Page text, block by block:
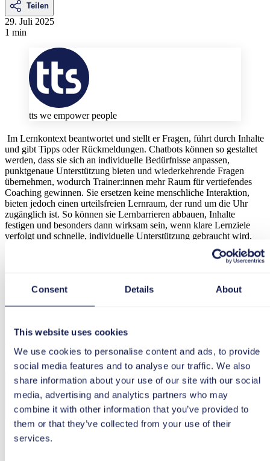
Consent Details About
This website uses cookies
We use cookies to personalise content and ads, to provide
social media features and to analyse our traffic. We also
share information about your use of our site with our social
media, advertising and analytics partners who may
combine it with other information that you’ve provided to
them or that they’ve collected from your use of their
services.
Teilen
29. Juli 2025
1 min
tts we empower people
Im Lernkontext beantwortet und stellt er Fragen, führt durch Inhalte
und gibt Tipps oder Rückmeldungen. Chatbots können so gestaltet
werden, dass sie sich an individuelle Bedürfnisse anpassen,
punktgenaue Unterstützung bieten und wiederkehrende Fragen
übernehmen, wodurch Trainer:innen mehr Raum für vertiefendes
Coaching gewinnen. Sie ersetzen keine menschliche Interaktion,
bieten jedoch einen urteilsfreien Lernraum, der rund um die Uhr
zugänglich ist. So können sie Lernbarrieren abbauen, Inhalte
festigen und besonders dann wirksam sein, wenn klare Lernziele
verfolgt und schnelle, individuelle Unterstützung gebraucht wird.
Newsletter